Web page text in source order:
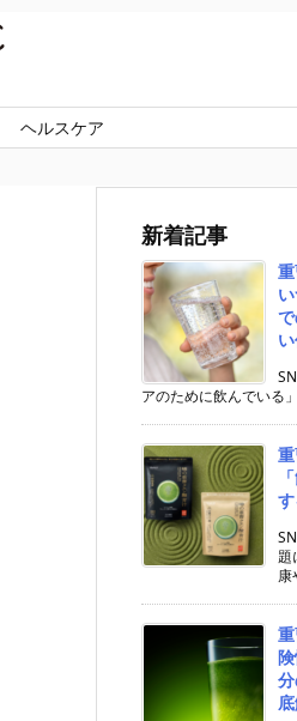
ヘルスケア
新着記事
アのために飲んでいる
題
康